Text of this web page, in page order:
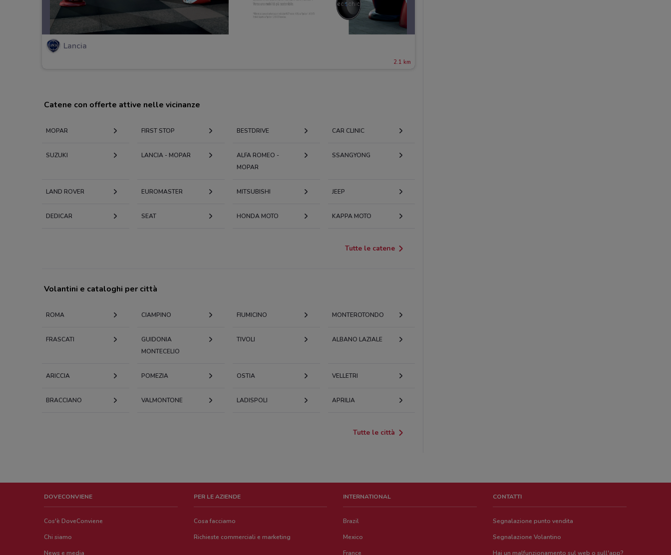
Lancia
2.1 km
Catene con offerte attive nelle vicinanze
MOPAR FIRST STOP BESTDRIVE CAR CLINIC
SUZUKI LANCIA - MOPAR
ALFA ROMEO -
MOPAR
SSANGYONG
LAND ROVER EUROMASTER MITSUBISHI JEEP
DEDICAR SEAT HONDA MOTO KAPPA MOTO
Tutte le catene
Volantini e cataloghi per città
ROMA CIAMPINO FIUMICINO MONTEROTONDO
FRASCATI
GUIDONIA
MONTECELIO
TIVOLI ALBANO LAZIALE
ARICCIA POMEZIA OSTIA VELLETRI
BRACCIANO VALMONTONE LADISPOLI APRILIA
Tutte le città
DOVECONVIENE
Cos'è DoveConviene
Chi siamo
News e media
PER LE AZIENDE
Cosa facciamo
Richieste commerciali e marketing
INTERNATIONAL
Brazil
Mexico
France
CONTATTI
Segnalazione punto vendita
Segnalazione Volantino
Hai un malfunzionamento sul web o sull'app?